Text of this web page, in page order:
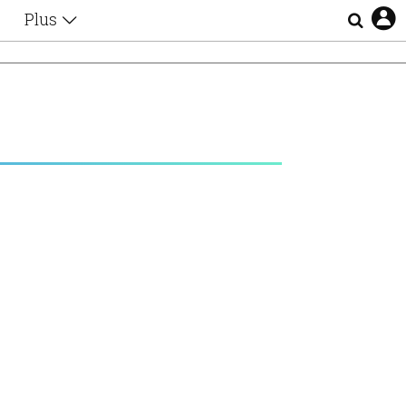
Plus